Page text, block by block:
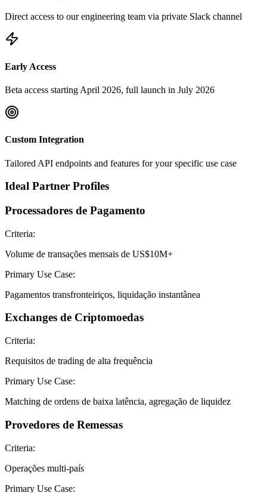
Direct access to our engineering team via private Slack channel
Early Access
Beta access starting April 2026, full launch in July 2026
Custom Integration
Tailored API endpoints and features for your specific use case
Ideal Partner Profiles
Processadores de Pagamento
Criteria:
Volume de transações mensais de US$10M+
Primary Use Case:
Pagamentos transfronteiriços, liquidação instantânea
Exchanges de Criptomoedas
Criteria:
Requisitos de trading de alta frequência
Primary Use Case:
Matching de ordens de baixa latência, agregação de liquidez
Provedores de Remessas
Criteria:
Operações multi-país
Primary Use Case: